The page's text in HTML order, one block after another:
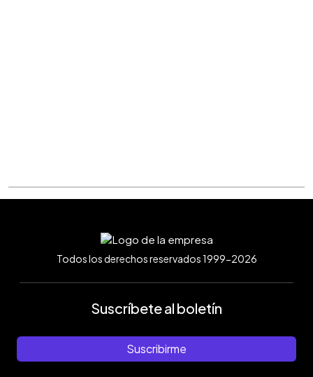
Todos los derechos reservados 1999-2026
Suscríbete al boletín
Suscribirme